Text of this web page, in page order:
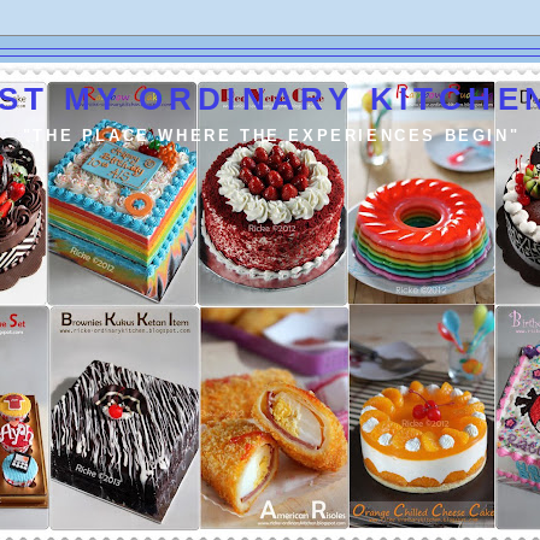
MY ORDINARY
"THE PLACE WHERE THE EXPERIENCES BEGIN"